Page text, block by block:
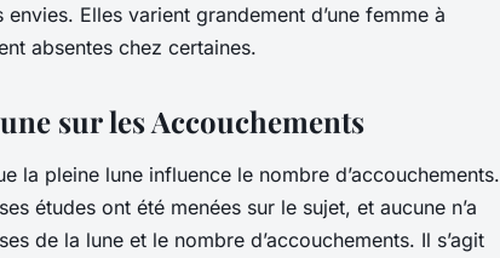
Elles varient grandement d’une femme à
absentes chez certaines.
sur les Accouchements
la pleine lune influence le nombre d’accouchements.
études ont été menées sur le sujet, et aucune n’a
de la lune et le nombre d’accouchements. Il s’agit